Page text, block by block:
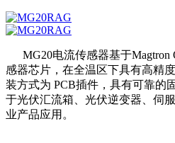
MG20电流传感器基于Magtron
感器芯片，在全温区下具有高精
装方式为 PCB插件，具有可靠的
于光伏汇流箱、光伏逆变器、伺
业产品应用。